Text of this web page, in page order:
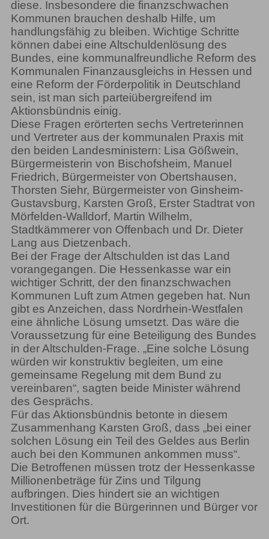
diese. Insbesondere die finanzschwachen
Kommunen brauchen deshalb Hilfe, um
handlungsfähig zu bleiben. Wichtige Schritte
können dabei eine Altschuldenlösung des
Bundes, eine kommunalfreundliche Reform des
Kommunalen Finanzausgleichs in Hessen und
eine Reform der Förderpolitik in Deutschland
sein, ist man sich parteiübergreifend im
Aktionsbündnis einig.
Diese Fragen erörterten sechs Vertreterinnen
und Vertreter aus der kommunalen Praxis mit
den beiden Landesministern: Lisa Gößwein,
Bürgermeisterin von Bischofsheim, Manuel
Friedrich, Bürgermeister von Obertshausen,
Thorsten Siehr, Bürgermeister von Ginsheim-
Gustavsburg, Karsten Groß, Erster Stadtrat von
Mörfelden-Walldorf, Martin Wilhelm,
Stadtkämmerer von Offenbach und Dr. Dieter
Lang aus Dietzenbach.
Bei der Frage der Altschulden ist das Land
vorangegangen. Die Hessenkasse war ein
wichtiger Schritt, der den finanzschwachen
Kommunen Luft zum Atmen gegeben hat. Nun
gibt es Anzeichen, dass Nordrhein-Westfalen
eine ähnliche Lösung umsetzt. Das wäre die
Voraussetzung für eine Beteiligung des Bundes
in der Altschulden-Frage. „Eine solche Lösung
würden wir konstruktiv begleiten, um eine
gemeinsame Regelung mit dem Bund zu
vereinbaren“, sagten beide Minister während
des Gesprächs.
Für das Aktionsbündnis betonte in diesem
Zusammenhang Karsten Groß, dass „bei einer
solchen Lösung ein Teil des Geldes aus Berlin
auch bei den Kommunen ankommen muss“.
Die Betroffenen müssen trotz der Hessenkasse
Millionenbeträge für Zins und Tilgung
aufbringen. Dies hindert sie an wichtigen
Investitionen für die Bürgerinnen und Bürger vor
Ort.